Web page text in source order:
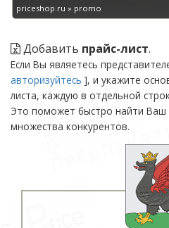
priceshop.ru » promo
Добавить прайс-лист.
Если Вы являетесь
авторизуйтесь ], и укажите
листа, каждую в отдельной
Это поможет быстро найти Ваш
множества конкурентов.